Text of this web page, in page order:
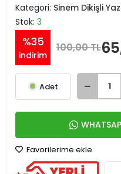
Kategori: Sinem Dikişli
Stok: 3
%35
indirim
100,00 TL
Adet
Favorilerime ekle